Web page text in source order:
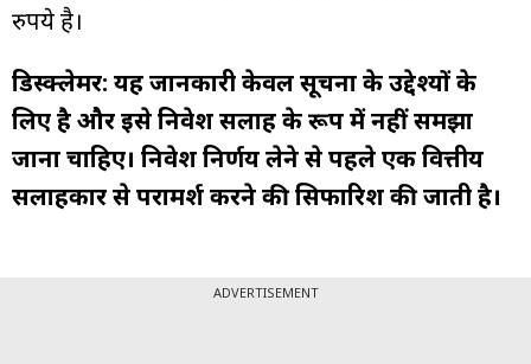
रुपये है।
डिस्क्लेमर: यह जानकारी केवल सूचना के उद्देश्यों के
लिए है और इसे निवेश सलाह के रूप में नहीं समझा
जाना चाहिए। निवेश निर्णय लेने से पहले एक वित्तीय
सलाहकार से परामर्श करने की सिफारिश की जाती है।
ADVERTISEMENT